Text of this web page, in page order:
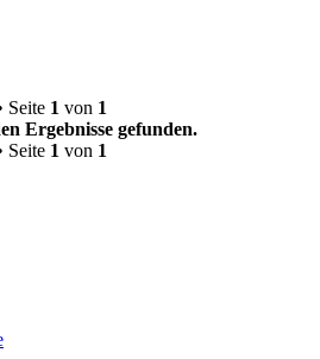
Seite 1 von 1
Ergebnisse gefunden.
Seite 1 von 1